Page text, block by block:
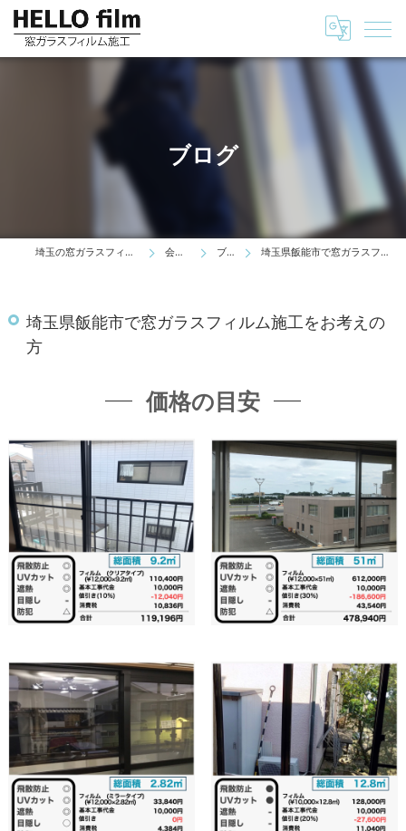
ブログ
埼玉の窓ガラスフィルムはHELLO film 会社情報 ブログ 埼玉県飯能市で窓ガラスフィルム施工をお考えの方
埼玉県飯能市で窓ガラスフィルム施工をお考えの
方
価格の目安